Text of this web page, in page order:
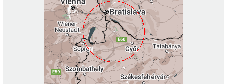
Képzésnaptár